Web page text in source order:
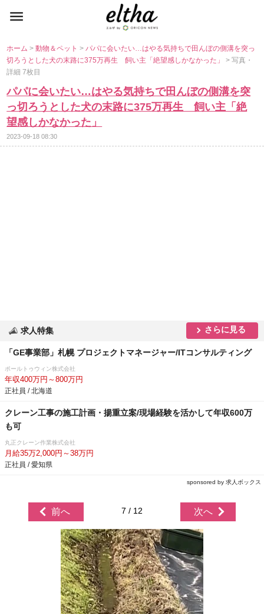
ホーム>動物＆ペット>パパに会いたい…はやる気持ちで田んぼの側溝を突っ
切ろうとした犬の末路に375万再生 飼い主「絶望感しかなかった」> 写真・
詳細 7枚目
パパに会いたい…はやる気持ちで田んぼの側溝を突
っ切ろうとした犬の末路に375万再生 飼い主「絶
望感しかなかった」
2023-09-18 08:30
求人特集 さらに見る
「GE事業部」札幌 プロジェクトマネージャー/ITコンサルティング
ポールトゥウィン株式会社
年収400万円～800万円
正社員 / 北海道
クレーン工事の施工計画・揚重立案/現場経験を活かして年収600万
も可
丸正クレーン作業株式会社
月給35万2,000円～38万円
正社員 / 愛知県
sponsored by 求人ボックス
前へ 7 / 12 次へ